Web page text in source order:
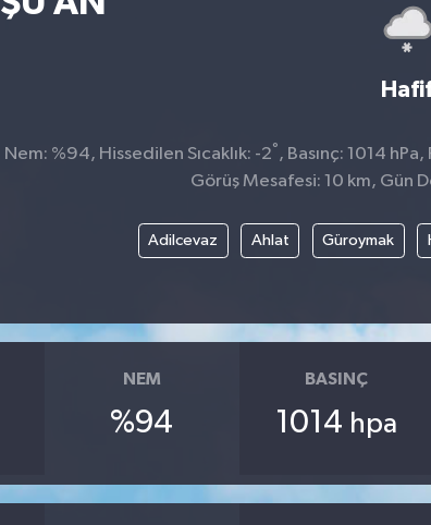
Nem: %94, Hissedilen Sıcaklık: -2° , Basınç: 1014
Görüş Mesafesi: 10 km, Gün
Adilcevaz Ahlat Güroymak
NEM
%94
BASINÇ
1014 hpa